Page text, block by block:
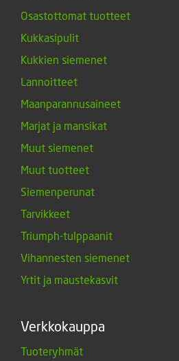
Osastottomat tuotteet
Kukkasipulit
Kukkien siemenet
Lannoitteet
Maanparannusaineet
Marjat ja mansikat
Muut siemenet
Muut tuotteet
Siemenperunat
Tarvikkeet
Triumph-tulppaanit
Vihannesten siemenet
Yrtit ja maustekasvit
Verkkokauppa
Tuoteryhmät